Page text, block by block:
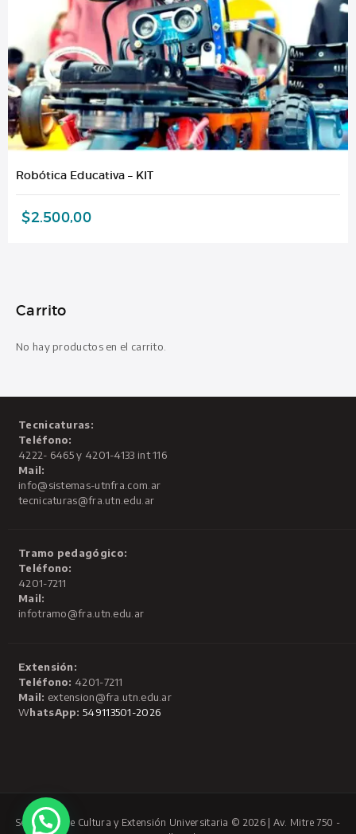
Robótica Educativa – KIT
$2.500,00
Carrito
No hay productos en el carrito.
Tecnicaturas:
Teléfono:
4222- 6465 y 4201-4133 int 116
Mail:
info@sistemas-utnfra.com.ar
tecnicaturas@fra.utn.edu.ar
Tramo pedagógico:
Teléfono:
4201-7211
Mail:
infotramo@fra.utn.edu.ar
Extensión:
Teléfono: 4201-7211
Mail: extension@fra.utn.edu.ar
WhatsApp: 549113501-2026
Secretaría de Cultura y Extensión Universitaria © 2026 | Av. Mitre 750 -